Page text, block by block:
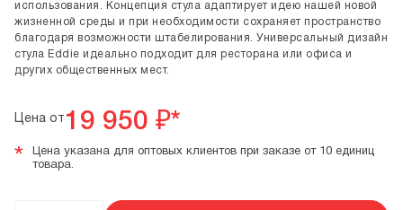
использования. Концепция стула адаптирует идею нашей новой
жизненной среды и при необходимости сохраняет пространство
благодаря возможности штабелирования. Универсальный дизайн
стула Eddie идеально подходит для ресторана или офиса и
других общественных мест.
Цена от 19 950 ₽*
*
Цена указана для оптовых клиентов при заказе от 10 единиц
товара.